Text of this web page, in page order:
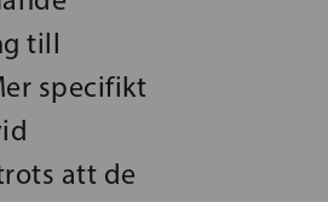
till
specifikt
att de